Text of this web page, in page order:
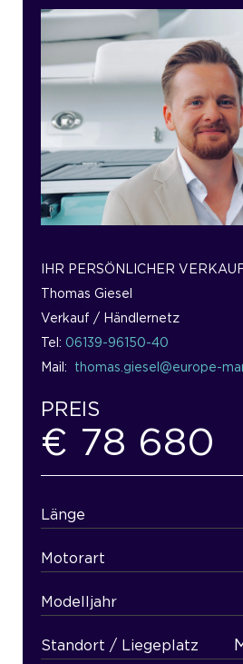
IHR PERSÖNLICHER
Thomas Giesel
Verkauf / Händlernetz
Tel: 06139-96150-40
Mail: thomas.giesel@europe-
PREIS
€ 78 680
Länge
Motorart
Modelljahr
Standort / Liegeplatz